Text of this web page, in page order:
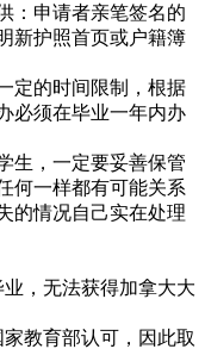
申请者亲笔签名的
新护照首页或户籍簿
的时间限制，根据
必须在毕业一年内办
，一定要妥善保管
何一样都有可能关系
的情况自己实在处理
，无法获得加拿大大
教育部认可，因此取